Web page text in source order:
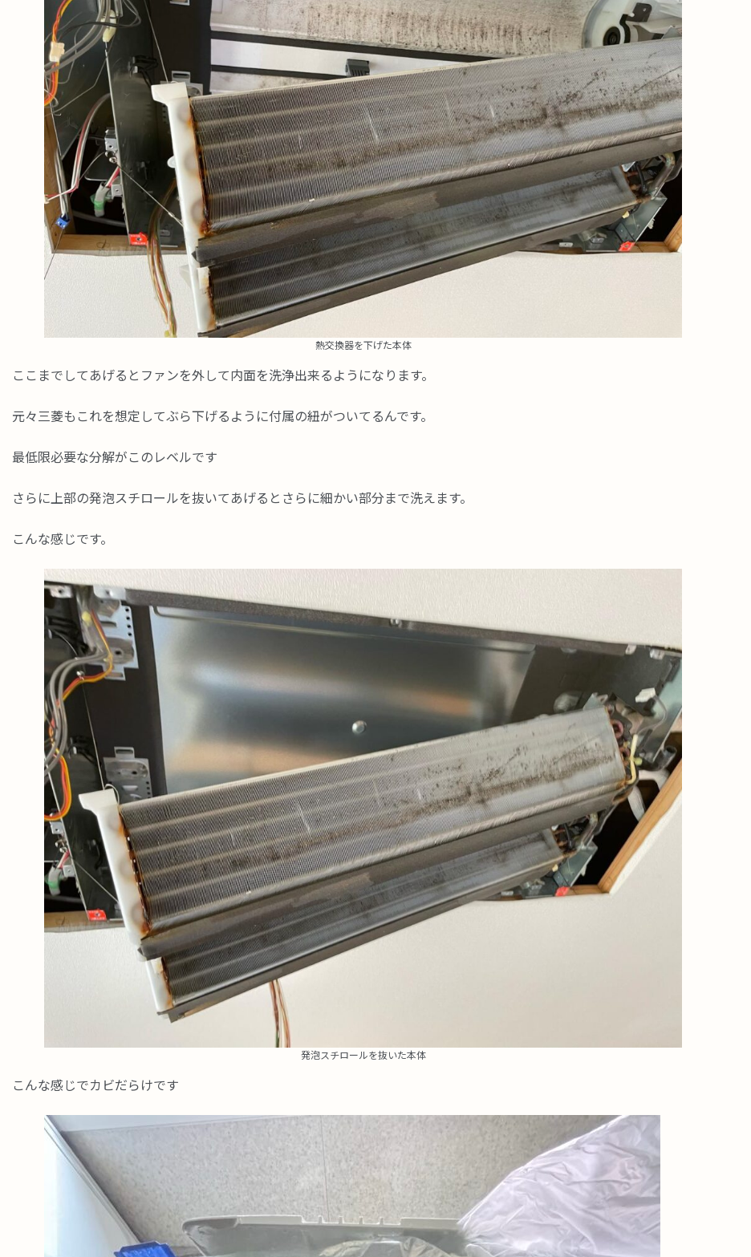
熱交換器を下げた本体
ここまでしてあげるとファンを外して内面を洗浄出来るようになります。
元々三菱もこれを想定してぶら下げるように付属の紐がついてるんです。
最低限必要な分解がこのレベルです
さらに上部の発泡スチロールを抜いてあげるとさらに細かい部分まで洗えます。
こんな感じです。
発泡スチロールを抜いた本体
こんな感じでカビだらけです